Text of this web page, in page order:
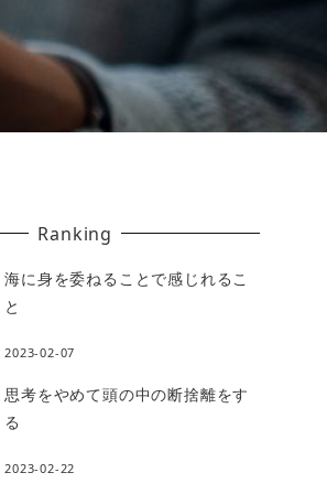
Ranking
海に身を委ねることで感じれるこ
と
2023-02-07
思考をやめて頭の中の断捨離をす
る
2023-02-22